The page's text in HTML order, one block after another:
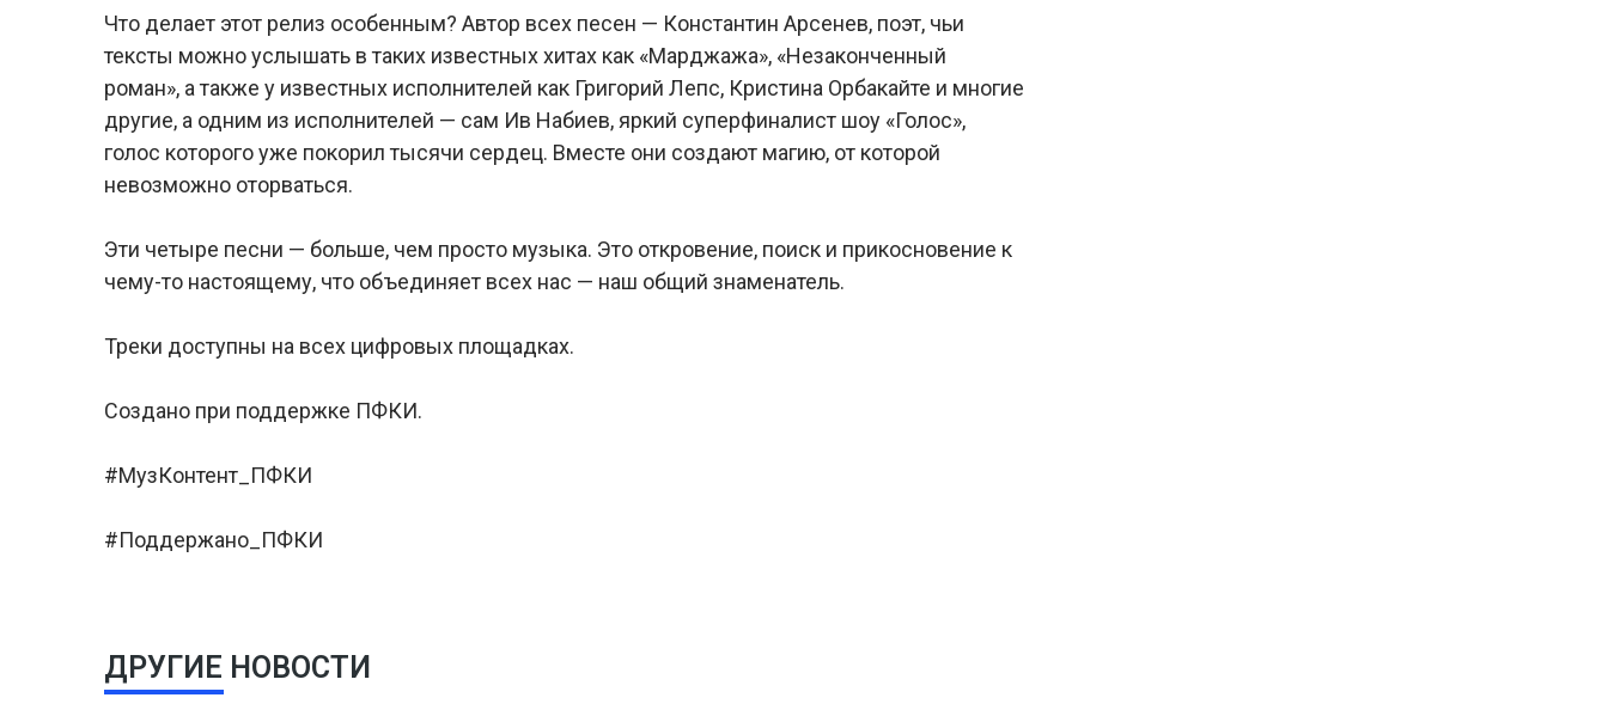
Что делает этот релиз особенным? Автор всех песен — Константин Арсенев, поэт, чьи
тексты можно услышать в таких известных хитах как «Марджажа», «Незаконченный
роман», а также у известных исполнителей как Григорий Лепс, Кристина Орбакайте и многие
другие, а одним из исполнителей — сам Ив Набиев, яркий суперфиналист шоу «Голос»,
голос которого уже покорил тысячи сердец. Вместе они создают магию, от которой
невозможно оторваться.
Эти четыре песни — больше, чем просто музыка. Это откровение, поиск и прикосновение к
чему-то настоящему, что объединяет всех нас — наш общий знаменатель.
Треки доступны на всех цифровых площадках.
Создано при поддержке ПФКИ.
#МузКонтент_ПФКИ
#Поддержано_ПФКИ
ДРУГИЕ НОВОСТИ